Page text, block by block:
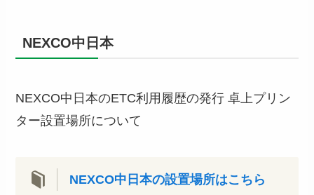
NEXCO中日本
NEXCO中日本のETC利用履歴の発行 卓上プリン
ター設置場所について
NEXCO中日本の設置場所はこちら